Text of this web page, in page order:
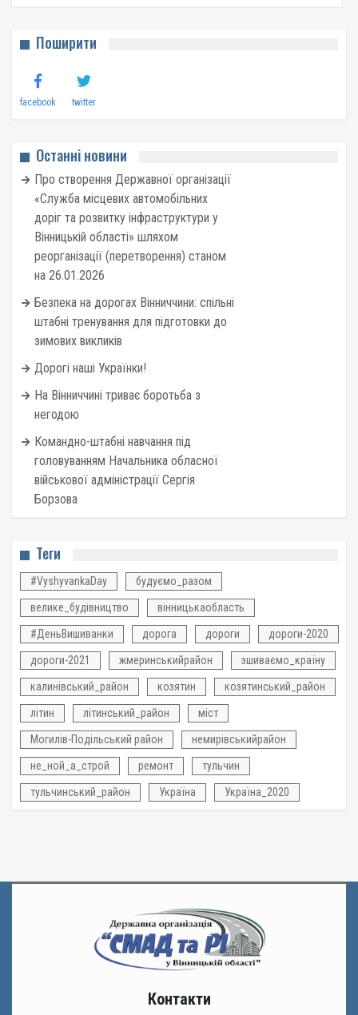
Поширити
facebook twitter
Останні новини
Про створення Державної організації
«Служба місцевих автомобільних
доріг та розвитку інфраструктури у
Вінницькій області» шляхом
реорганізації (перетворення) станом
на 26.01.2026
Безпека на дорогах Вінниччини: спільні
штабні тренування для підготовки до
зимових викликів
Дорогі наші Українки!
На Вінниччині триває боротьба з
негодою
Командно-штабні навчання під
головуванням Начальника обласної
військової адміністрації Сергія
Борзова
Теги
#VyshyvankaDay будуємо_разом
велике_будівництво вінницькаобласть
#ДеньВишиванки дорога дороги дороги-2020
дороги-2021 жмеринськийрайон зшиваємо_країну
калинівський_район козятин козятинський_район
літин літинський_район міст
Могилів-Подільський район немирівськийрайон
не_ной_а_строй ремонт тульчин
тульчинський_район Україна Україна_2020
Контакти